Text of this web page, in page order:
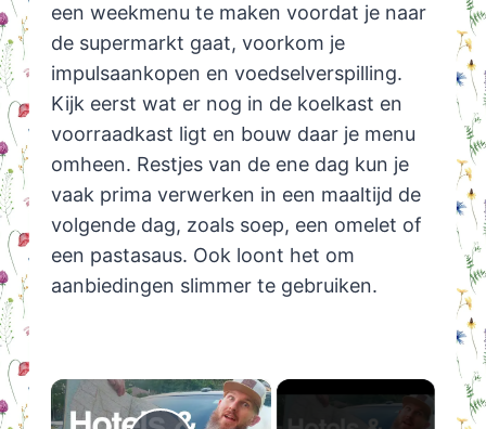
een weekmenu te maken voordat je naar
de supermarkt gaat, voorkom je
impulsaankopen en voedselverspilling.
Kijk eerst wat er nog in de koelkast en
voorraadkast ligt en bouw daar je menu
omheen. Restjes van de ene dag kun je
vaak prima verwerken in een maaltijd de
volgende dag, zoals soep, een omelet of
een pastasaus. Ook loont het om
aanbiedingen slimmer te gebruiken.
×